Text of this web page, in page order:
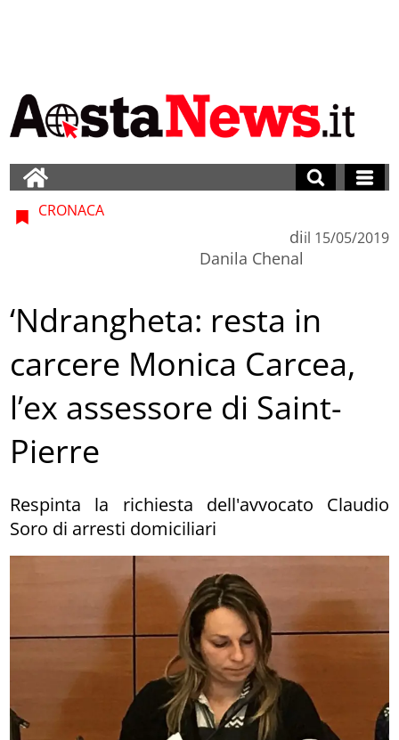
CRONACA
di
Danila Chenal
il 15/05/2019
‘Ndrangheta: resta in
carcere Monica Carcea,
l’ex assessore di Saint-
Pierre
Respinta la richiesta dell'avvocato Claudio
Soro di arresti domiciliari